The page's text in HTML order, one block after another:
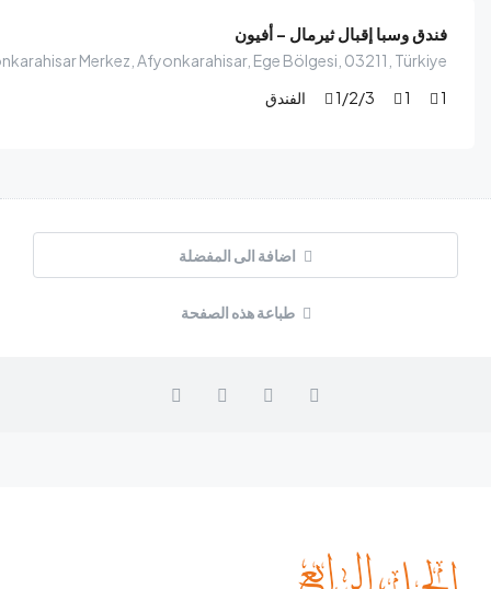
فندق وسبا إقبال ثيرمال – أفيون
Merkez, Afyonkarahisar, Ege Bölgesi, 03211, Türkiye
1
1
1/2/3 الفندق
اضافة الى المفضلة
طباعة هذه الصفحة